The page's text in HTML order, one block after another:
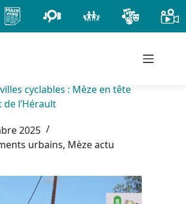
cyclables : Mèze en tête
de l’Hérault
2025
urbains, Mèze actu